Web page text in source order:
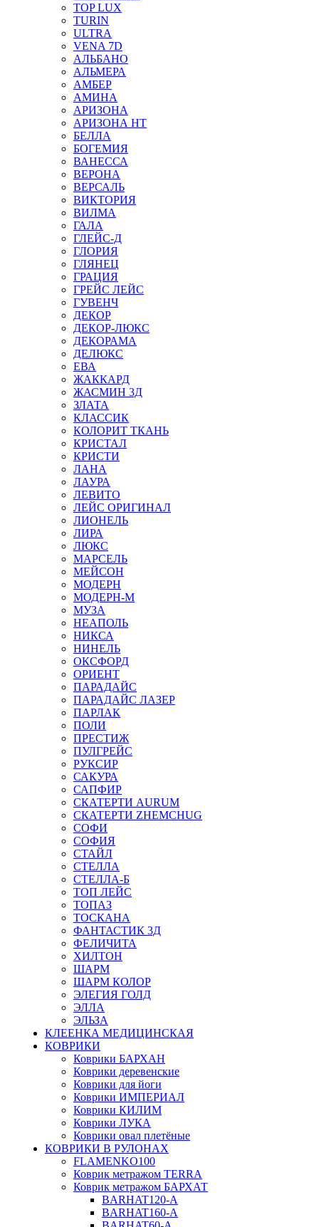
TOP LUX
TURIN
ULTRA
VENA 7D
АЛЬБАНО
АЛЬМЕРА
АМБЕР
АМИНА
АРИЗОНА
АРИЗОНА НТ
БЕЛЛА
БОГЕМИЯ
ВАНЕССА
ВЕРОНА
ВЕРСАЛЬ
ВИКТОРИЯ
ВИЛМА
ГАЛА
ГЛЕЙС-Д
ГЛОРИЯ
ГЛЯНЕЦ
ГРАЦИЯ
ГРЕЙС ЛЕЙС
ГУВЕНЧ
ДЕКОР
ДЕКОР-ЛЮКС
ДЕКОРАМА
ДЕЛЮКС
ЕВА
ЖАККАРД
ЖАСМИН 3Д
ЗЛАТА
КЛАССИК
КОЛОРИТ ТКАНЬ
КРИСТАЛ
КРИСТИ
ЛАНА
ЛАУРА
ЛЕВИТО
ЛЕЙС ОРИГИНАЛ
ЛИОНЕЛЬ
ЛИРА
ЛЮКС
МАРСЕЛЬ
МЕЙСОН
МОДЕРН
МОДЕРН-М
МУЗА
НЕАПОЛЬ
НИКСА
НИНЕЛЬ
ОКСФОРД
ОРИЕНТ
ПАРАДАЙС
ПАРАДАЙС ЛАЗЕР
ПАРЛАК
ПОЛИ
ПРЕСТИЖ
ПУЛГРЕЙС
РУКСИР
САКУРА
САПФИР
СКАТЕРТИ AURUM
СКАТЕРТИ ZHEMCHUG
СОФИ
СОФИЯ
СТАЙЛ
СТЕЛЛА
СТЕЛЛА-Б
ТОП ЛЕЙС
ТОПАЗ
ТОСКАНА
ФАНТАСТИК 3Д
ФЕЛИЧИТА
ХИЛТОН
ШАРМ
ШАРМ КОЛОР
ЭЛЕГИЯ ГОЛД
ЭЛЛА
ЭЛЬЗА
КЛЕЕНКА МЕДИЦИНСКАЯ
КОВРИКИ
Коврики БАРХАН
Коврики деревенские
Коврики для йоги
Коврики ИМПЕРИАЛ
Коврики КИЛИМ
Коврики ЛУКА
Коврики овал плетёные
КОВРИКИ В РУЛОНАХ
FLAMENKO100
Коврик метражом TERRA
Коврик метражом БАРХАТ
BARHAT120-A
BARHAT160-A